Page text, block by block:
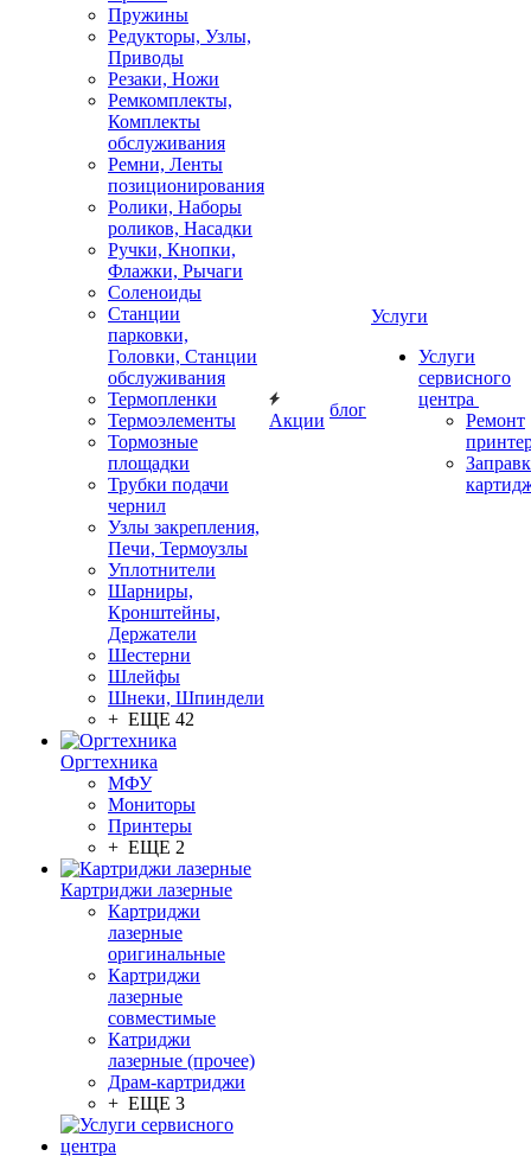
Пружины
Редукторы, Узлы,
Приводы
Резаки, Ножи
Ремкомплекты,
Комплекты
обслуживания
Ремни, Ленты
позиционирования
Ролики, Наборы
роликов, Насадки
Ручки, Кнопки,
Флажки, Рычаги
Соленоиды
Станции
парковки,
Головки, Станции
обслуживания
Термопленки
Термоэлементы
Тормозные
площадки
Трубки подачи
чернил
Узлы закрепления,
Печи, Термоузлы
Уплотнители
Шарниры,
Кронштейны,
Держатели
Шестерни
Шлейфы
Шнеки, Шпиндели
+ ЕЩЕ 42
Оргтехника
МФУ
Мониторы
Принтеры
+ ЕЩЕ 2
Картриджи лазерные
Картриджи
лазерные
оригинальные
Картриджи
лазерные
совместимые
Катриджи
лазерные (прочее)
Драм-картриджи
+ ЕЩЕ 3
Акции
блог
Услуги
Услуги
сервисного
центра
Ремонт